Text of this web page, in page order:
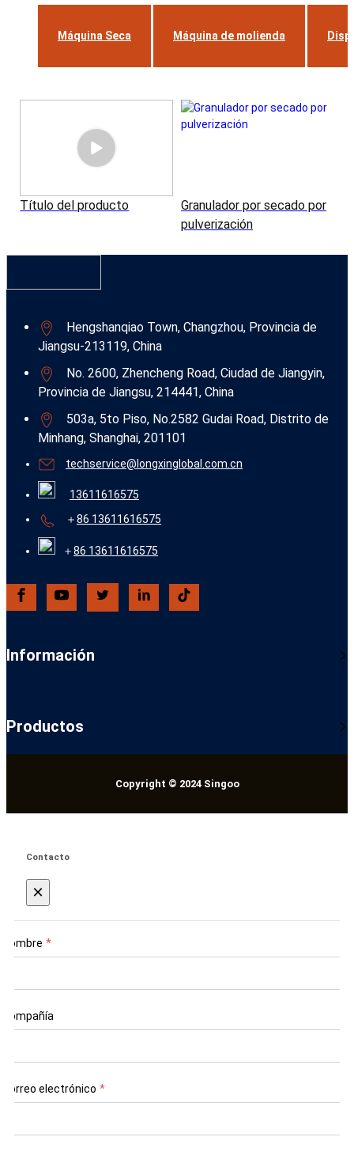
Máquina Seca Máquina de molienda
Título del producto
Granulador por secado por
pulverización
Hengshanqiao Town, Changzhou, Provincia de
Jiangsu-213119, China
No. 2600, Zhencheng Road, Ciudad de Jiangyin,
Provincia de Jiangsu, 214441, China
503a, 5to Piso, No.2582 Gudai Road, Distrito de
Minhang, Shanghai, 201101
techservice@longxinglobal.com.cn
13611616575
＋86 13611616575
＋86 13611616575
Información
Productos
Copyright © 2024 Singoo
Contacto
×
Nombre *
Compañía
Correo electrónico *